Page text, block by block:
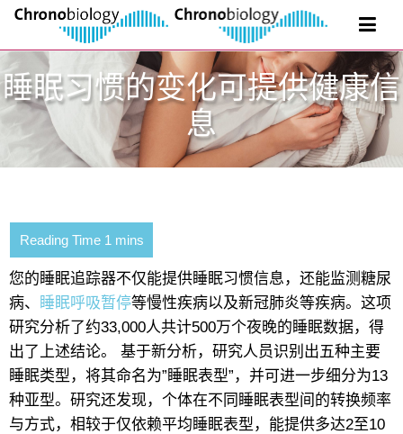
睡眠习惯的变化可提供健康信
息
您的睡眠追踪器不仅能提供睡眠习惯信息，还能监测糖尿
病、
睡眠呼吸暂停等慢性疾病以及新冠肺炎等疾病。这项
研究分析了约33,000人共计500万个夜晚的睡眠数据，得
出了上述结论。 基于新分析，研究人员识别出五种主要
睡眠类型，将其命名为”睡眠表型”，并可进一步细分为13
种亚型。研究还发现，个体在不同睡眠表型间的转换频率
与方式，相较于仅依赖平均睡眠表型，能提供多达2至10